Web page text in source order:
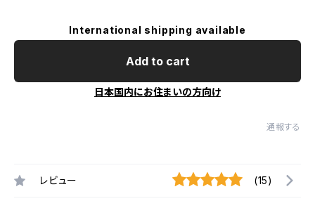
International shipping available
Add to cart
日本国内にお住まいの方向け
通報する
レビュー (15)